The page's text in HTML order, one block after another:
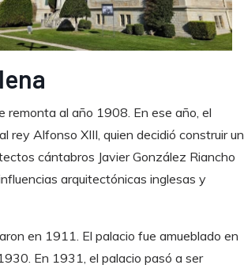
remonta al año 1908. En ese año, el
rey Alfonso XIII, quien decidió construir un
cántabros Javier González Riancho
arquitectónicas inglesas y
en 1911. El palacio fue amueblado en
En 1931, el palacio pasó a ser